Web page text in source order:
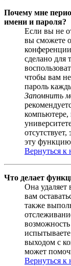
Почему мне
имени и пароля?
Если вы не
вы сможете
сделано для
чтобы вам
пароль
Запомнить
компьютере,
эту
Вернуться к
Что делает
Она удаляет
вам
также
выходом с
может
Вернуться к